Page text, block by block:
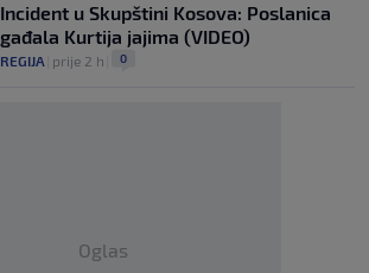
Incident u Skupštini Kosova: Poslanica
gađala Kurtija jajima (VIDEO)
REGIJA prije 2 h 0
Oglas